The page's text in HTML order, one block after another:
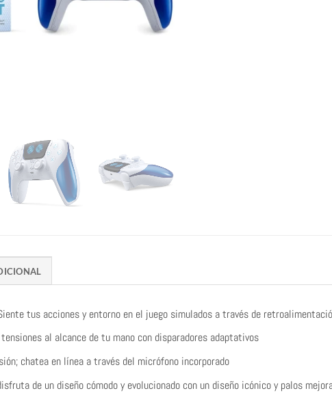
tus acciones y entorno en el juego simulados a través de
al alcance de tu mano con disparadores adaptativos
chatea en línea a través del micrófono incorporado
de un diseño cómodo y evolucionado con un diseño icónico y palos